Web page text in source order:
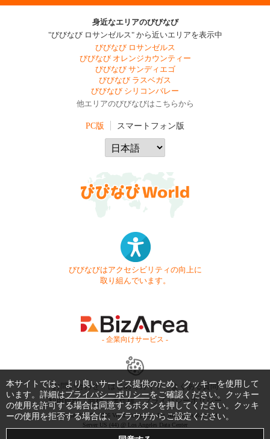
身近なエリアのびびなび
"びびなび ロサンゼルス" から近いエリアを表示中
びびなび ロサンゼルス
びびなび オレンジカウンティー
びびなび サンディエゴ
びびなび ラスベガス
びびなび シリコンバレー
他エリアのびびなびはこちらから
PC版 スマートフォン版
びびなびはアクセシビリティの向上に
取り組んでいます。
- 企業向けサービス -
お問い合わせ はじめてガイド
よくある質問
利用規約
商標・著作権 プライバシーポリシー
Copyright © 1999-2026 Vivid Navigation, Inc. All Rights Reserved.
Server US (44) @ Los Angeles Data Center
本サイトでは、より良いサービス提供のため、クッキーを使用して
います。詳細はプライバシーポリシーをご確認ください。クッキー
の使用を許可する場合は同意するボタンを押してください。クッキ
ーの使用を拒否する場合は、ブラウザからご設定ください。